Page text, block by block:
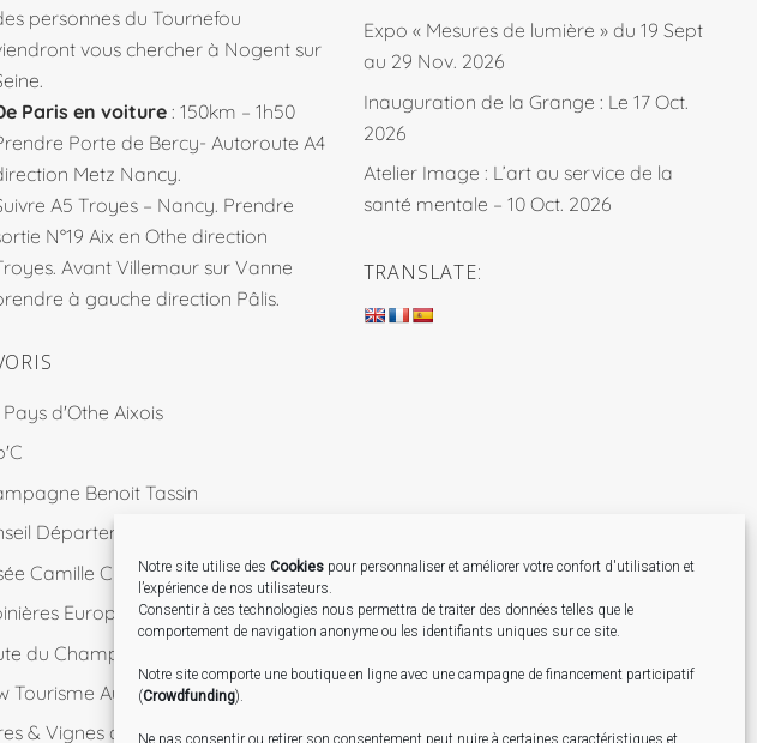
Notre site utilise des Cookies pour personnaliser et améliorer votre confort d'utilisation et
l’expérience de nos utilisateurs.
Consentir à ces technologies nous permettra de traiter des données telles que le
comportement de navigation anonyme ou les identifiants uniques sur ce site.
Notre site comporte une boutique en ligne avec une campagne de financement participatif
(Crowdfunding).
Ne pas consentir ou retirer son consentement peut nuire à certaines caractéristiques et
personnes du Tournefou
vous chercher à Nogent sur
Paris en voiture : 150km – 1h50
Porte de Bercy- Autoroute A4
Metz Nancy.
A5 Troyes – Nancy. Prendre
N°19 Aix en Othe direction
Avant Villemaur sur Vanne
à gauche direction Pâlis.
Pays d'Othe Aixois
Benoit Tassin
Départemental 10
Camille Claudel
Européennes de Création
du Champagne
Tourisme Aube
& Vignes de l'Aube
Expo « Mesures de lumière » du 19 Sept
au 29 Nov. 2026
Inauguration de la Grange : Le 17 Oct.
2026
Atelier Image : L’art au service de la
santé mentale – 10 Oct. 2026
TRANSLATE: